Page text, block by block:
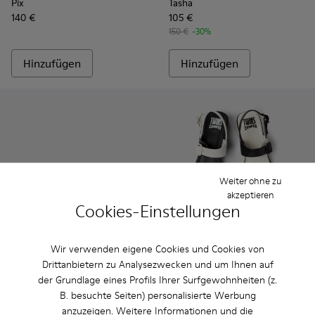
Cookies-Einstellungen
Wir verwenden eigene Cookies und Cookies von
Drittanbietern zu Analysezwecken und um Ihnen auf
der Grundlage eines Profils Ihrer Surfgewohnheiten (z.
B. besuchte Seiten) personalisierte Werbung
anzuzeigen. Weitere Informationen und die
Weiter ohne zu
akzeptieren
Pix
140 €
Hinzufügen
Tasha
105 €
150 € -30%
Hinzufügen
Dana - K201600-004 - Weiße Ledersandalen Für Damen.
Dana - K201600-009
Dana - K201600-008
Dana - K201600-007
Dana - K201600-002
Twins - K201739-006 -
Twins - K201739-005
Twins -
Twins